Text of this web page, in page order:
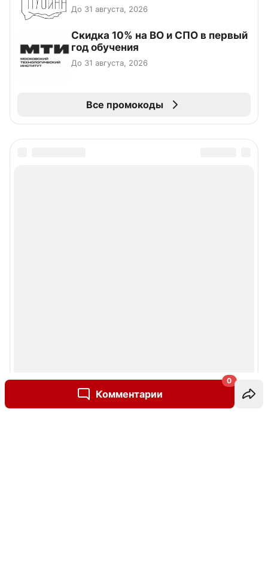
Комментарии
0
До 31 августа, 2026
Скидка 10% на ВО и СПО в первый
год обучения
До 31 августа, 2026
Все промокоды